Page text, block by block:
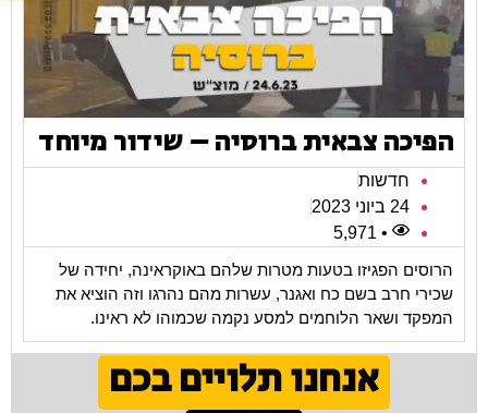
הפיכה צבאית ברוסיה – שידור מיוחד
חדשות
24 ביוני 2023
• 5,971
הרוסים הפגיזו בטעות מטרות שלהם באוקראינה, יחידה של
שכירי חרב בשם כח ואגנר, עשרות מהם נהרגו וזה הוציא את
המפקד ושאר הלוחמים למסע נקמה שכמוהו לא ראינו.
אנחנו תלויים בכם